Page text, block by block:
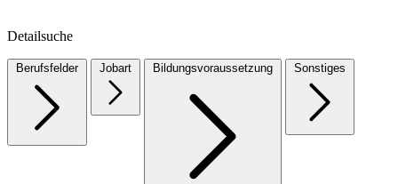
Detailsuche
Berufsfelder Jobart Bildungsvoraussetzung Sonstiges